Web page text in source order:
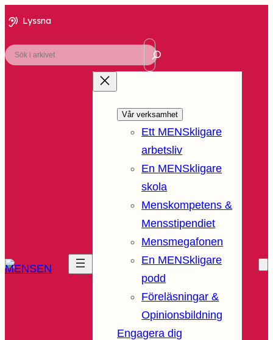
Lyssna
Sök
Vår verksamhet
Ett MENSkligare
arbetsliv
En MENSkligare
skola
Menskompetens &
Mensstipendiet
Mensmegafonen
En MENSkligare
podd
Föreläsningar &
Opinionsbildning
Engagera dig